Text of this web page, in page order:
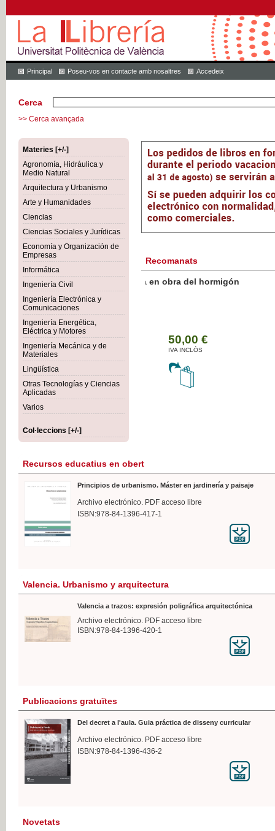
Principal Poseu-vos en contacte amb nosaltres Accedeix
Cerca
>> Cerca avançada
Materies [+/-]
Agronomía, Hidráulica y
Medio Natural
Arquitectura y Urbanismo
Arte y Humanidades
Ciencias
Ciencias Sociales y Jurídicas
Economía y Organización de
Empresas
Informática
Ingeniería Civil
Ingeniería Electrónica y
Comunicaciones
Ingeniería Energética,
Eléctrica y Motores
Ingeniería Mecánica y de
Materiales
Lingüística
Otras Tecnologías y Ciencias
Aplicadas
Varios
Col·leccions [+/-]
Recomanats
Botánica Agroalimentaria
Recursos educatius en obert
Principios de urbanismo. Máster en jardinería y paisaje
Archivo electrónico. PDF acceso libre
ISBN:978-84-1396-417-1
Valencia. Urbanismo y arquitectura
Valencia a trazos: expresión poligráfica arquitectónica
Archivo electrónico. PDF acceso libre
ISBN:978-84-1396-420-1
Publicacions gratuïtes
Del decret a l'aula. Guia práctica de disseny curricular
Archivo electrónico. PDF acceso libre
ISBN:978-84-1396-436-2
Novetats